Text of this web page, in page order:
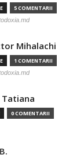
5 COMENTARII
Mihalachi
1 COMENTARII
Tatiana
0 COMENTARII